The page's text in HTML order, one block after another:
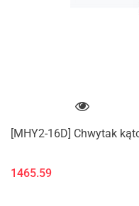
[MHY2-16D] Chwytak
1465.59